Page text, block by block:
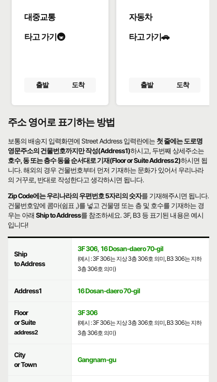
대중교통
타고 가기🚇
출발 도착
자동차
타고 가기🚗
출발 도착
주소 영어로 표기하는 방법
보통의 배송지 입력화면에 Street Address 입력란에는 첫 줄에는 도로명
영문주소의 건물번호까지만 작성(Address1)하시고, 두번째 상세주소는
호수, 동 또는 층수 동을 순서대로 기재(Floor or Suite Address2)하시면 됩
니다. 해외의 경우 건물번호부터 먼저 기재하는 문화가 있어서 우리나라
의 거꾸로, 반대로 작성한다고 생각하시면 됩니다.
Zip Code에는 우리나라의 우편번호 5자리의 숫자를 기재해주시면 됩니다.
건물번호앞에 콤마(쉼표 ,)를 넣고 건물명 또는 층 및 호수를 기재하는 경
우는 아래Ship to Address를 참조하세요. 3F, B3 등 표기된 내용은 예시
입니다!
Ship
to Address
3F 306, 16 Dosan-daero 70-gil
(예시 : 3F 306는 지상 3층 306호 의미, B3 306는 지하
3층 306호 의미)
Address1 16 Dosan-daero 70-gil
Floor
or Suite
address2
3F 306
(예시 : 3F 306는 지상 3층 306호 의미, B3 306는 지하
3층 306호 의미)
City
or Town
Gangnam-gu